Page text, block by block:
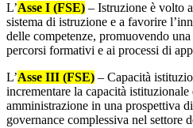
L’Asse I (FSE) – Istruzione è volto
sistema di istruzione e a favorire
delle competenze, promuovendo
percorsi formativi e ai processi di
L’Asse III (FSE) – Capacità
incrementare la capacità
amministrazione in una prospettiva
governance complessiva nel settore